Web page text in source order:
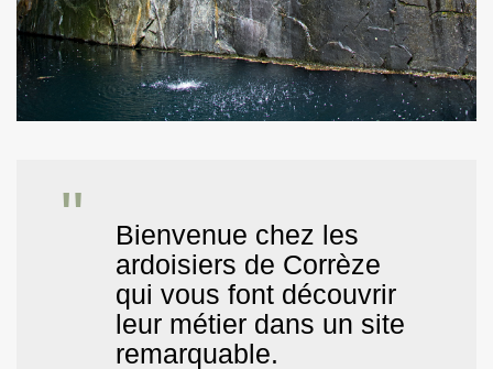
Bienvenue chez les
ardoisiers de Corrèze
qui vous font découvrir
leur métier dans un site
remarquable.